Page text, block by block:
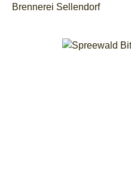
Brennerei Sellendorf
Bildergalerie überspringen